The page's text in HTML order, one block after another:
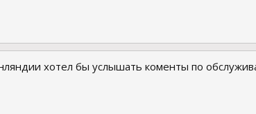
хотел бы услышать коменты по